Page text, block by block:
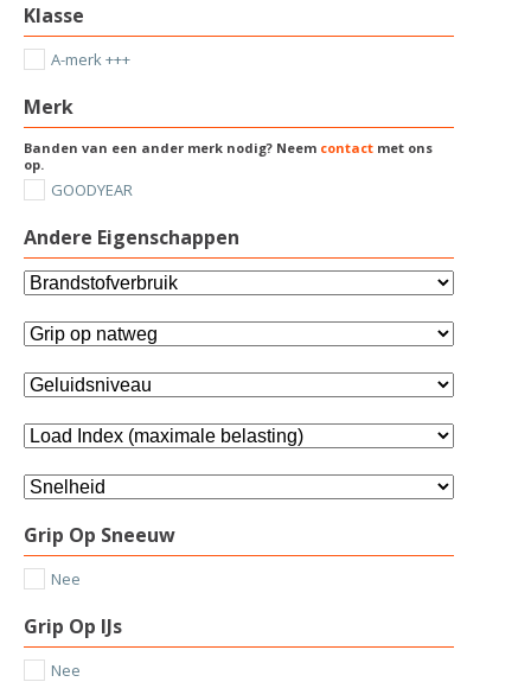
Klasse
A-merk +++
Merk
Banden van een ander merk nodig? Neem contact met ons
op.
GOODYEAR
Andere Eigenschappen
Grip Op Sneeuw
Nee
Grip Op IJs
Nee